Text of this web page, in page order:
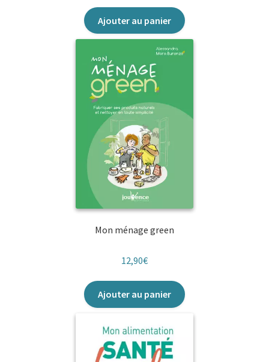
Ajouter au panier
Mon ménage green
12,90€
Ajouter au panier